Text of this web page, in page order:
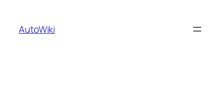
springen
AutoWiki